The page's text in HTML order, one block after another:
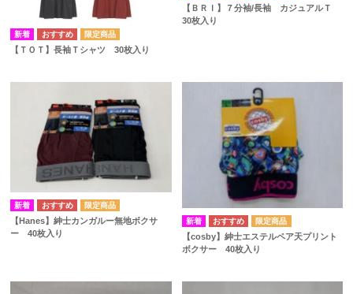
【ＴＯＴ】長袖Ｔシャツ 30枚入り
【ＢＲＩ】７分袖/長袖 カジュアルＴ
30枚入り
【Hanes】紳士カンガルー無地ボクサ
ー 40枚入り
【cosby】紳士エステルペア天プリント
ボクサー 40枚入り